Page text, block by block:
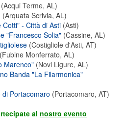
Terme, AL)
(Arquata Scrivia, AL)
- Città di Asti (Asti)
"Francesco Solia" (Cassine, AL)
(Costigliole d'Asti, AT)
(Fubine Monferrato, AL)
Marenco" (Novi Ligure, AL)
Banda "La Filarmonica"
Portacomaro (Portacomaro, AT)
al nostro evento